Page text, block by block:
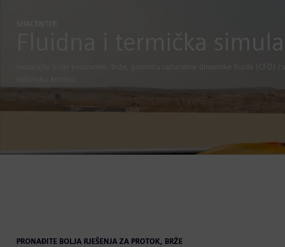
Fluidna i termička
Inovirajte bolje proizvode, brže, pomoću računalne dinamike fluida (CFD) i
PRONAĐITE BOLJA RJEŠENJA ZA PROTOK, BRŽE